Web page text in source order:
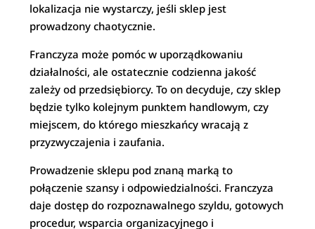
lokalizacja nie wystarczy, jeśli sklep jest
prowadzony chaotycznie.
Franczyza może pomóc w uporządkowaniu
działalności, ale ostatecznie codzienna jakość
zależy od przedsiębiorcy. To on decyduje, czy sklep
będzie tylko kolejnym punktem handlowym, czy
miejscem, do którego mieszkańcy wracają z
przyzwyczajenia i zaufania.
Prowadzenie sklepu pod znaną marką to
połączenie szansy i odpowiedzialności. Franczyza
daje dostęp do rozpoznawalnego szyldu, gotowych
procedur, wsparcia organizacyjnego i